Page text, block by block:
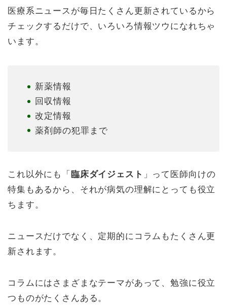
医療系ニュースが毎日たくさん更新されているから
チェックするだけで、いろいろ情報ツウになれちゃ
います。
新薬情報
回収情報
改定情報
薬剤師の犯罪まで
これ以外にも「 臨床ダイジェスト 」って医師向けの
特集もあるから、それが病気の理解にとっても役立
ちます。
ニュースだけでなく、定期的にコラムもたくさん更
新されます。
コラムにはさまざまなテーマがあって、勉強に役立
つものがたくさんある。